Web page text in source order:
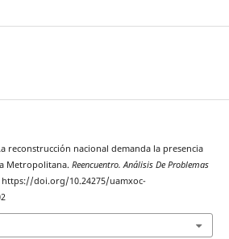
reconstrucción nacional demanda la presencia
Metropolitana. Reencuentro. Análisis De Problemas
https://doi.org/10.24275/uamxoc-